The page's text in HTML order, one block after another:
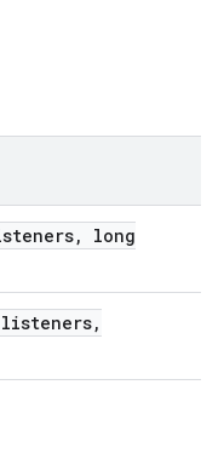
,
long
,